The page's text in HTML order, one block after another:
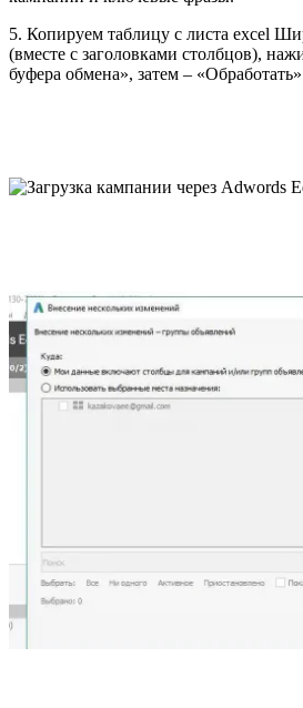
5. Копируем таблицу с листа excel
(вместе с заголовками столбцов),
буфера обмена», затем –